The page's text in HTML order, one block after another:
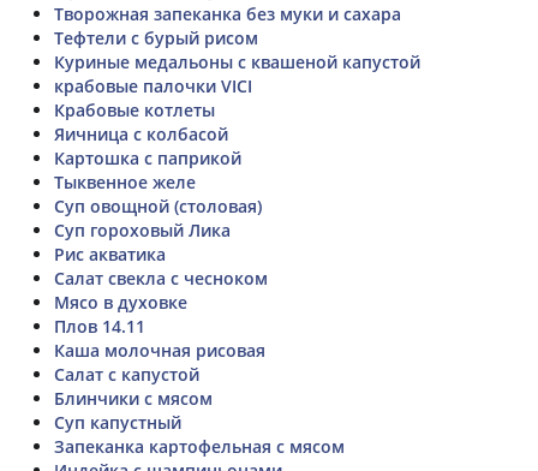
Творожная запеканка без муки и сахара
Тефтели с бурый рисом
Куриные медальоны с квашеной капустой
крабовые палочки VICI
Крабовые котлеты
Яичница с колбасой
Картошка с паприкой
Тыквенное желе
Суп овощной (столовая)
Суп гороховый Лика
Рис акватика
Салат свекла с чесноком
Мясо в духовке
Плов 14.11
Каша молочная рисовая
Салат с капустой
Блинчики с мясом
Суп капустный
Запеканка картофельная с мясом